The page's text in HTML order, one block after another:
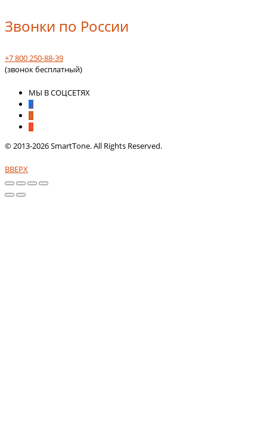
Звонки по России
+7 800 250-88-39
(звонок бесплатный)
МЫ В СОЦСЕТЯХ
© 2013-2026 SmartTone. All Rights Reserved.
ВВЕРХ